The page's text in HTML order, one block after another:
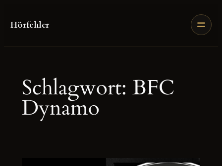
Inhalt
Hörfehler
Schlagwort: BFC
Dynamo